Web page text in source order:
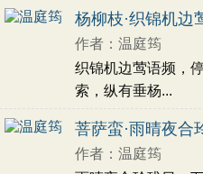
哲理
闺怨 悼亡 写
读书 惜时 婉
春节 元宵节
七夕节
中秋节 重阳节
初中古诗
高中古诗
初中文言文
高中文言文
杨柳枝·织锦机边
作者：温庭筠
织锦机边莺语频，
索，纵有垂杨...
菩萨蛮·雨晴夜合
作者：温庭筠